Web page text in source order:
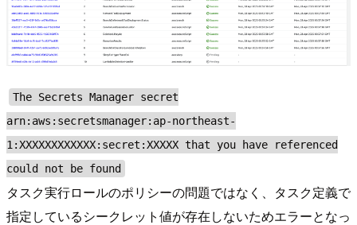
The Secrets Manager secret
arn:aws:secretsmanager:ap-northeast-
1:XXXXXXXXXXXX:secret:XXXXX that you have referenced
could not be found
タスク実行ロールのポリシーの問題ではなく、タスク定義で
指定しているシークレット値が存在しないためエラーとなっ